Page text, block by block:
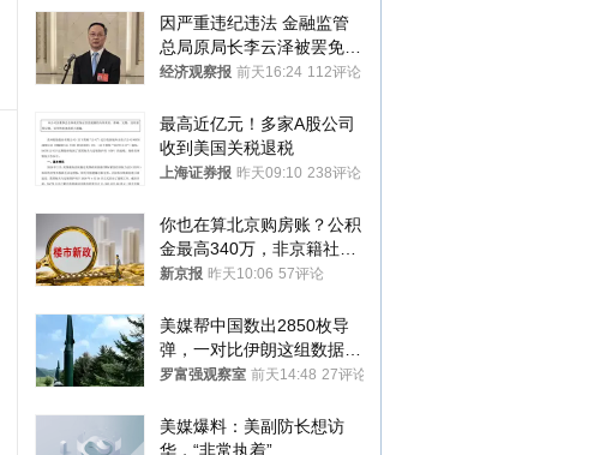
因严重违纪违法 金融监管
总局原局长李云泽被罢免全
国人大代表
经济观察报 前天16:24 112评论
最高近亿元！多家A股公司
收到美国关税退税
上海证券报 昨天09:10 238评论
你也在算北京购房账？公积
金最高340万，非京籍社保
1年
新京报 昨天10:06 57评论
美媒帮中国数出2850枚导
弹，一对比伊朗这组数据，
发现出大事了
罗富强观察室 前天14:48 27评论
美媒爆料：美副防长想访
华，“非常执着”